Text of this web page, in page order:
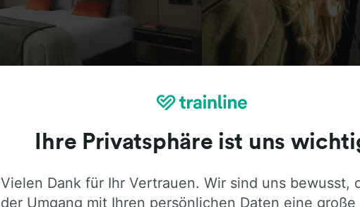
Die ehrliche Meinung von Trainline-
Ihre Privatsphäre ist uns
Vielen Dank für Ihr Vertrauen. Wir sind uns bewusst,
der Umgang mit Ihren persönlichen Daten eine große